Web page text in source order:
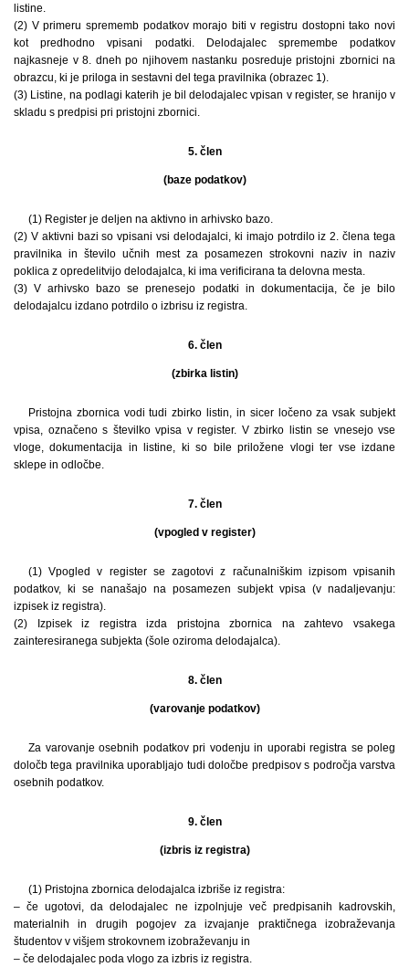
listine.
(2) V primeru sprememb podatkov morajo biti v registru dostopni tako novi
kot predhodno vpisani podatki. Delodajalec spremembe podatkov
najkasneje v 8. dneh po njihovem nastanku posreduje pristojni zbornici na
obrazcu, ki je priloga in sestavni del tega pravilnika (obrazec 1).
(3) Listine, na podlagi katerih je bil delodajalec vpisan v register, se hranijo v
skladu s predpisi pri pristojni zbornici.
5. člen
(baze podatkov)
(1) Register je deljen na aktivno in arhivsko bazo.
(2) V aktivni bazi so vpisani vsi delodajalci, ki imajo potrdilo iz 2. člena tega
pravilnika in število učnih mest za posamezen strokovni naziv in naziv
poklica z opredelitvijo delodajalca, ki ima verificirana ta delovna mesta.
(3) V arhivsko bazo se prenesejo podatki in dokumentacija, če je bilo
delodajalcu izdano potrdilo o izbrisu iz registra.
6. člen
(zbirka listin)
Pristojna zbornica vodi tudi zbirko listin, in sicer ločeno za vsak subjekt
vpisa, označeno s številko vpisa v register. V zbirko listin se vnesejo vse
vloge, dokumentacija in listine, ki so bile priložene vlogi ter vse izdane
sklepe in odločbe.
7. člen
(vpogled v register)
(1) Vpogled v register se zagotovi z računalniškim izpisom vpisanih
podatkov, ki se nanašajo na posamezen subjekt vpisa (v nadaljevanju:
izpisek iz registra).
(2) Izpisek iz registra izda pristojna zbornica na zahtevo vsakega
zainteresiranega subjekta (šole oziroma delodajalca).
8. člen
(varovanje podatkov)
Za varovanje osebnih podatkov pri vodenju in uporabi registra se poleg
določb tega pravilnika uporabljajo tudi določbe predpisov s področja varstva
osebnih podatkov.
9. člen
(izbris iz registra)
(1) Pristojna zbornica delodajalca izbriše iz registra:
– če ugotovi, da delodajalec ne izpolnjuje več predpisanih kadrovskih,
materialnih in drugih pogojev za izvajanje praktičnega izobraževanja
študentov v višjem strokovnem izobraževanju in
– če delodajalec poda vlogo za izbris iz registra.